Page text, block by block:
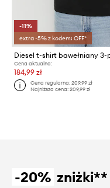
-11%
extra -5% z kodem: OFF*
Diesel t-shirt bawełniany 3-
Cena aktualna:
184,99 zł
Cena regularna:209,99 zł
Najniższa cena:209,99 zł
-20%